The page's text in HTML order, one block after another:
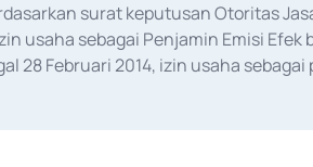
surat keputusan Otoritas
usaha sebagai Penjamin Emisi
28 Februari 2014, izin usaha